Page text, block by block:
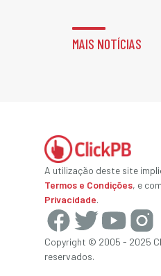
MAIS NOTÍCIAS
A utilização deste site
Termos e Condições, e
Privacidade.
Copyright © 2005 - 2025
reservados.